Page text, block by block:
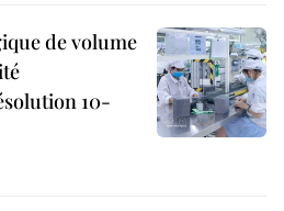
de volume
10-